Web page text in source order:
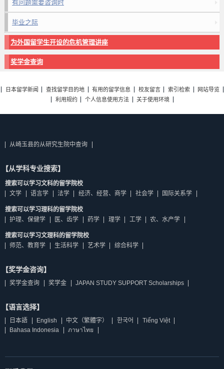
有问题需要咨询时
毕业之际
为外国留学生开设的危机管理讲座
奖学金查询
日本留学新闻 查找留学目的地 有用的留学信息 校友留言 索引检索
网站导览
利用规约
个人信息使用方法 关于使用环境
从崎玉县的从研究生院中查询
【从学科专业搜索】
搜索可以学习文科的留学院校
文学
语言学 法学 经济、经营、商学 社会学 国际关系学
搜索可以学习理科的留学院校
护理、保健学
医、齿学 药学 理学 工学 农、水产学
搜索可以学习文理科的留学院校
师范、教育学
生活科学 艺术学 综合科学
【奖学金咨询】
奖学金查询 奖学金 JAPAN STUDY SUPPORT Scholarships
【语言选择】
日本語 English 中文（繁體字） 한국어
Tiếng Việt
Bahasa Indonesia
ภาษาไทย